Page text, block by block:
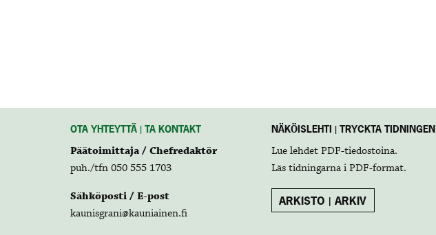
OTA YHTEYTTÄ | TA KONTAKT
Päätoimittaja / Chefredaktör
puh./tfn 050 555 1703
Sähköposti / E-post
kaunisgrani@kauniainen.fi
NÄKÖISLEHTI | TRYCKTA TIDNINGEN
Lue lehdet PDF-tiedostoina.
Läs tidningarna i PDF-format.
ARKISTO | ARKIV